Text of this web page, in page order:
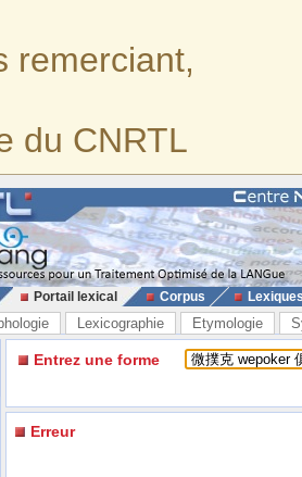
remerciant,
du CNRTL
Portail lexical Corpus
Lexicographie Etymologie
Entrez une forme
Erreur